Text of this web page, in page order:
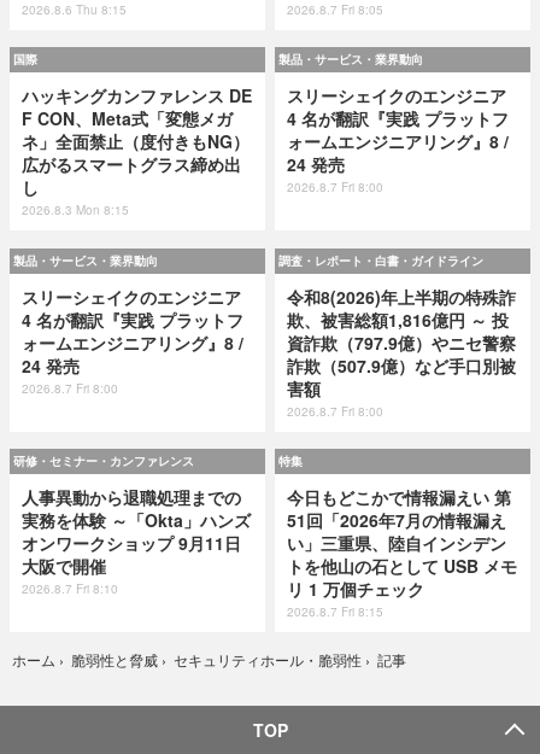
2026.8.6 Thu 8:15 2026.8.7 Fri 8:05
国際
ハッキングカンファレンス DE
F CON、Meta式「変態メガ
ネ」全面禁止（度付きもNG）
広がるスマートグラス締め出
し
2026.8.3 Mon 8:15
製品・サービス・業界動向
スリーシェイクのエンジニア
4 名が翻訳『実践 プラットフ
ォームエンジニアリング』8 /
24 発売
2026.8.7 Fri 8:00
製品・サービス・業界動向
スリーシェイクのエンジニア
4 名が翻訳『実践 プラットフ
ォームエンジニアリング』8 /
24 発売
2026.8.7 Fri 8:00
調査・レポート・白書・ガイドライン
令和8(2026)年上半期の特殊詐
欺、被害総額1,816億円 ～ 投
資詐欺（797.9億）やニセ警察
詐欺（507.9億）など手口別被
害額
2026.8.7 Fri 8:00
研修・セミナー・カンファレンス
人事異動から退職処理までの
実務を体験 ～「Okta」ハンズ
オンワークショップ 9月11日
大阪で開催
2026.8.7 Fri 8:10
特集
今日もどこかで情報漏えい 第
51回「2026年7月の情報漏え
い」三重県、陸自インシデン
トを他山の石として USB メモ
リ 1 万個チェック
2026.8.7 Fri 8:15
ホーム › 脆弱性と脅威 › セキュリティホール・脆弱性 › 記事
TOP